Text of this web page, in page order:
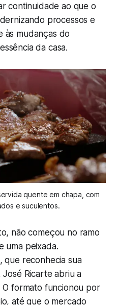
continuidade ao que o
processos e
às mudanças do
da casa.
quente em chapa, com
e suculentos.
não começou no ramo
uma peixada.
que reconhecia sua
José Ricarte abriu a
O formato funcionou por
até que o mercado